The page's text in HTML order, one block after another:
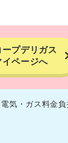
ープデリガス
イページへ
気・ガス料金